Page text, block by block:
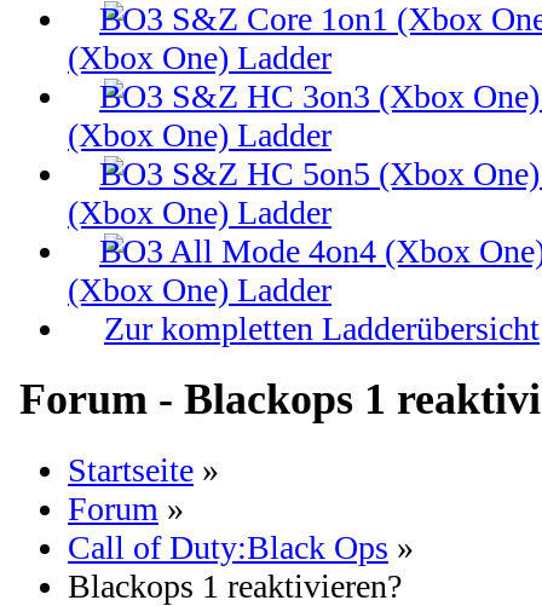
(Xbox One) Ladder
(Xbox One) Ladder
(Xbox One) Ladder
(Xbox One) Ladder
Zur kompletten Ladderübersicht
Forum - Blackops 1
Startseite »
Forum »
Call of Duty:Black Ops »
Blackops 1 reaktivieren?